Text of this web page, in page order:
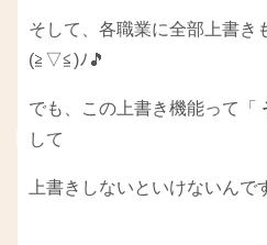
そして、各職業に全部上書き
(≧▽≦)ﾉ🎵
でも、この上書き機能って「
して
上書きしないといけないんで